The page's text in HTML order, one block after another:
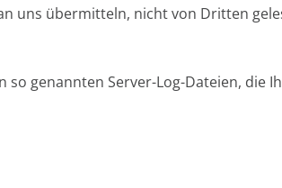
uns übermitteln, nicht von Dritten
genannten Server-Log-Dateien, die